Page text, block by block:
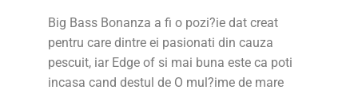
Big Bass Bonanza a fi o pozi?ie dat creat
pentru care dintre ei pasionati din cauza
pescuit, iar Edge of si mai buna este ca poti
incasa cand destul de O mul?ime de mare